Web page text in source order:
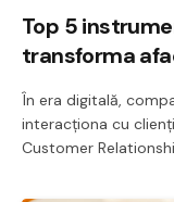
Top 5
transforma
În era digitală,
interacționa cu
Customer